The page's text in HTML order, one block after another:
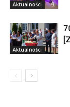
Aktualności
Aktualności